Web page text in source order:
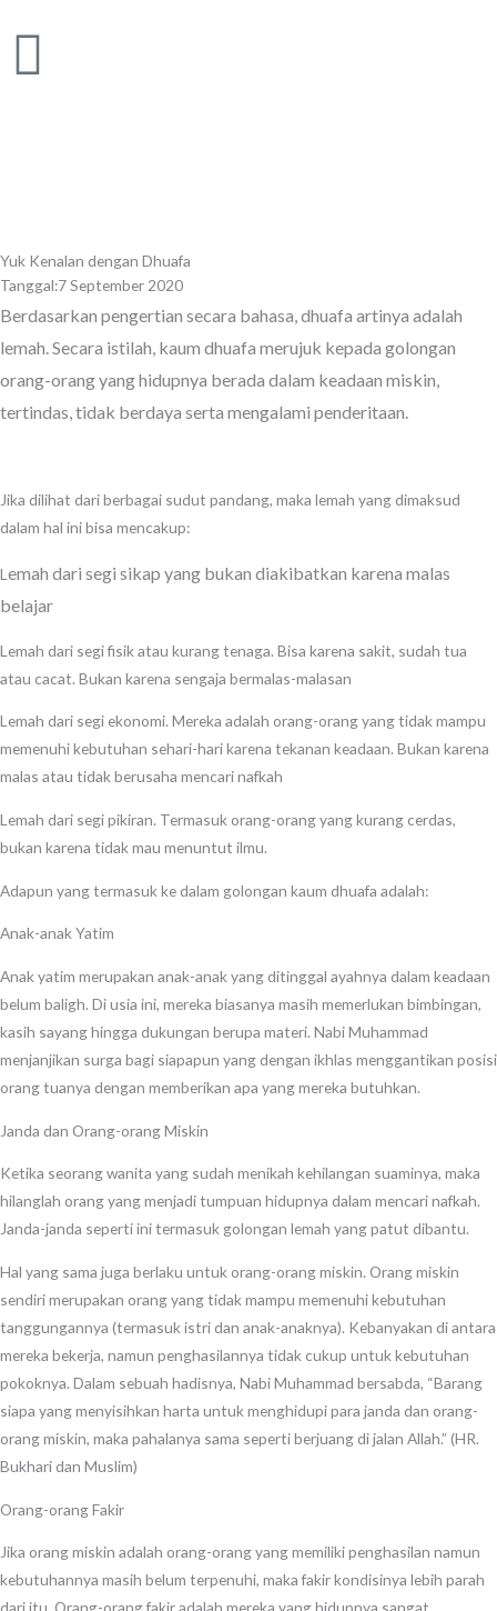
content
Yuk Kenalan dengan Dhuafa
Tanggal:7 September 2020
Berdasarkan pengertian secara bahasa, dhuafa artinya adalah
lemah. Secara istilah, kaum dhuafa merujuk kepada golongan
orang-orang yang hidupnya berada dalam keadaan miskin,
tertindas, tidak berdaya serta mengalami penderitaan.
Jika dilihat dari berbagai sudut pandang, maka lemah yang dimaksud
dalam hal ini bisa mencakup:
L emah dari segi sikap yang bukan diakibatkan karena malas
belajar
Lemah dari segi fisik atau kurang tenaga. Bisa karena sakit, sudah tua
atau cacat. Bukan karena sengaja bermalas-malasan
Lemah dari segi ekonomi. Mereka adalah orang-orang yang tidak mampu
memenuhi kebutuhan sehari-hari karena tekanan keadaan. Bukan karena
malas atau tidak berusaha mencari nafkah
Lemah dari segi pikiran. Termasuk orang-orang yang kurang cerdas,
bukan karena tidak mau menuntut ilmu.
Adapun yang termasuk ke dalam golongan kaum dhuafa adalah:
Anak-anak Yatim
Anak yatim merupakan anak-anak yang ditinggal ayahnya dalam keadaan
belum baligh. Di usia ini, mereka biasanya masih memerlukan bimbingan,
kasih sayang hingga dukungan berupa materi. Nabi Muhammad
menjanjikan surga bagi siapapun yang dengan ikhlas menggantikan posisi
orang tuanya dengan memberikan apa yang mereka butuhkan.
Janda dan Orang-orang Miskin
Ketika seorang wanita yang sudah menikah kehilangan suaminya, maka
hilanglah orang yang menjadi tumpuan hidupnya dalam mencari nafkah.
Janda-janda seperti ini termasuk golongan lemah yang patut dibantu.
Hal yang sama juga berlaku untuk orang-orang miskin. Orang miskin
sendiri merupakan orang yang tidak mampu memenuhi kebutuhan
tanggungannya (termasuk istri dan anak-anaknya). Kebanyakan di antara
mereka bekerja, namun penghasilannya tidak cukup untuk kebutuhan
pokoknya. Dalam sebuah hadisnya, Nabi Muhammad bersabda, “Barang
siapa yang menyisihkan harta untuk menghidupi para janda dan orang-
orang miskin, maka pahalanya sama seperti berjuang di jalan Allah.” (HR.
Bukhari dan Muslim)
Orang-orang Fakir
Jika orang miskin adalah orang-orang yang memiliki penghasilan namun
kebutuhannya masih belum terpenuhi, maka fakir kondisinya lebih parah